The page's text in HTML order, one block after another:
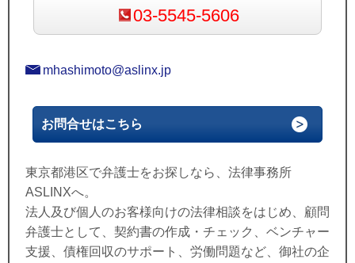
03-5545-5606
mhashimoto@aslinx.jp
お問合せはこちら
東京都港区で弁護士をお探しなら、法律事務所
ASLINXへ。
法人及び個人のお客様向けの法律相談をはじめ、顧問
弁護士として、契約書の作成・チェック、ベンチャー
支援、債権回収のサポート、労働問題など、御社の企